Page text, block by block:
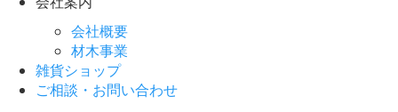
会社概要
材木事業
雑貨ショップ
ご相談・お問い合わせ